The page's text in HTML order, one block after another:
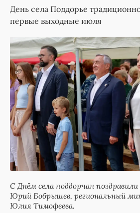
День села Поддорье
первые выходные июля
С Днём села поддорчан
Юрий Бобрышев, региональный
Юлия Тимофеева.